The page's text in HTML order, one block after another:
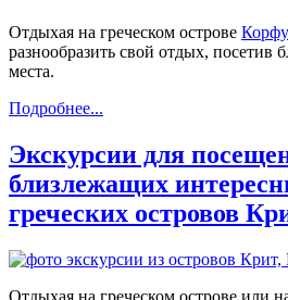
Отдыхая на греческом острове
разнообразить свой отдых, посетив
места.
Подробнее...
Экскурсии для
близлежащих
греческих островов